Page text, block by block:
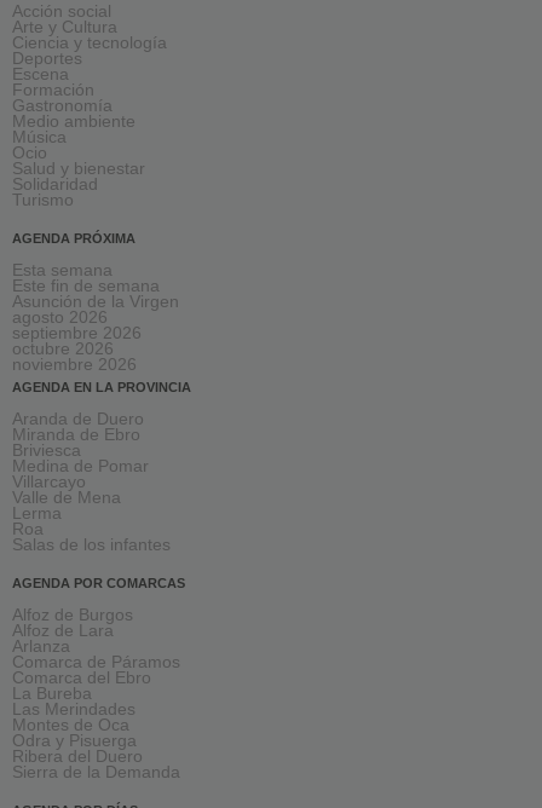
Acción social
Arte y Cultura
Ciencia y tecnología
Deportes
Escena
Formación
Gastronomía
Medio ambiente
Música
Ocio
Salud y bienestar
Solidaridad
Turismo
AGENDA PRÓXIMA
Esta semana
Este fin de semana
Asunción de la Virgen
agosto 2026
septiembre 2026
octubre 2026
noviembre 2026
AGENDA EN LA PROVINCIA
Aranda de Duero
Miranda de Ebro
Briviesca
Medina de Pomar
Villarcayo
Valle de Mena
Lerma
Roa
Salas de los infantes
AGENDA POR COMARCAS
Alfoz de Burgos
Alfoz de Lara
Arlanza
Comarca de Páramos
Comarca del Ebro
La Bureba
Las Merindades
Montes de Oca
Odra y Pisuerga
Ribera del Duero
Sierra de la Demanda